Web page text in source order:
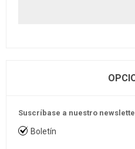
Suscríbase a nuestro
Boletín